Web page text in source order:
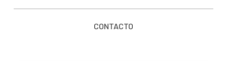
CONTACTO